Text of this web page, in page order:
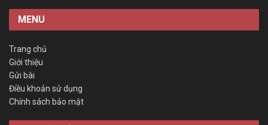
MENU
Trang chủ
Giới thiệu
Gửi bài
Điều khoản sử dụng
Chính sách bảo mật